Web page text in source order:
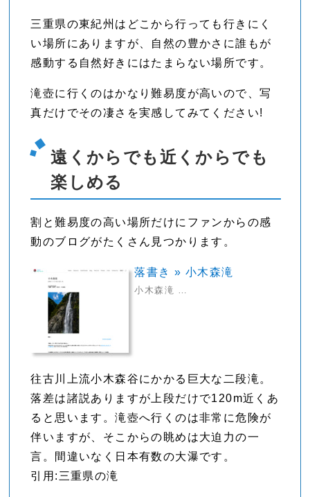
三重県の東紀州はどこから行っても行きにく
い場所にありますが、自然の豊かさに誰もが
感動する自然好きにはたまらない場所です。
滝壺に行くのはかなり難易度が高いので、写
真だけでその凄さを実感してみてください!
遠くからでも近くからでも
楽しめる
割と難易度の高い場所だけにファンからの感
動のブログがたくさん見つかります。
落書き » 小木森滝
小木森滝 …
往古川上流小木森谷にかかる巨大な二段滝。
落差は諸説ありますが上段だけで120m近くあ
ると思います。滝壺へ行くのは非常に危険が
伴いますが、そこからの眺めは大迫力の一
言。間違いなく日本有数の大瀑です。
引用:三重県の滝